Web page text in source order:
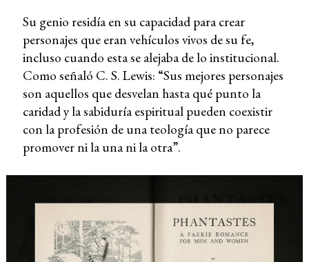
Su genio residía en su capacidad para crear
personajes que eran vehículos vivos de su fe,
incluso cuando esta se alejaba de lo institucional.
Como señaló C. S. Lewis: “Sus mejores personajes
son aquellos que desvelan hasta qué punto la
caridad y la sabiduría espiritual pueden coexistir
con la profesión de una teología que no parece
promover ni la una ni la otra”.